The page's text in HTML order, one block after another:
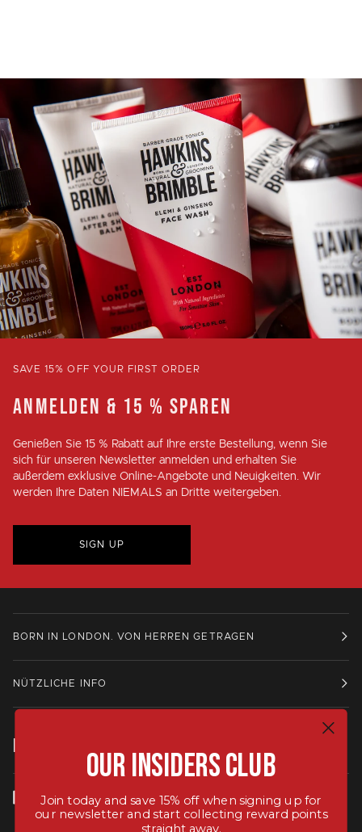
SAVE 15% OFF YOUR FIRST ORDER
ANMELDEN & 15 % SPAREN
Genießen Sie 15 % Rabatt auf Ihre erste Bestellung, wenn Sie
sich für unseren Newsletter anmelden und erhalten Sie
außerdem exklusive Online-Angebote und Neuigkeiten. Wir
werden Ihre Daten NIEMALS an Dritte weitergeben.
SIGN UP
BORN IN LONDON. VON HERREN GETRAGEN
NÜTZLICHE INFO
IN KONTAKT BLEIBEN.
Our Insiders Club
Join today and save 15% off when signing up for
our newsletter and start collecting reward points
straight away.